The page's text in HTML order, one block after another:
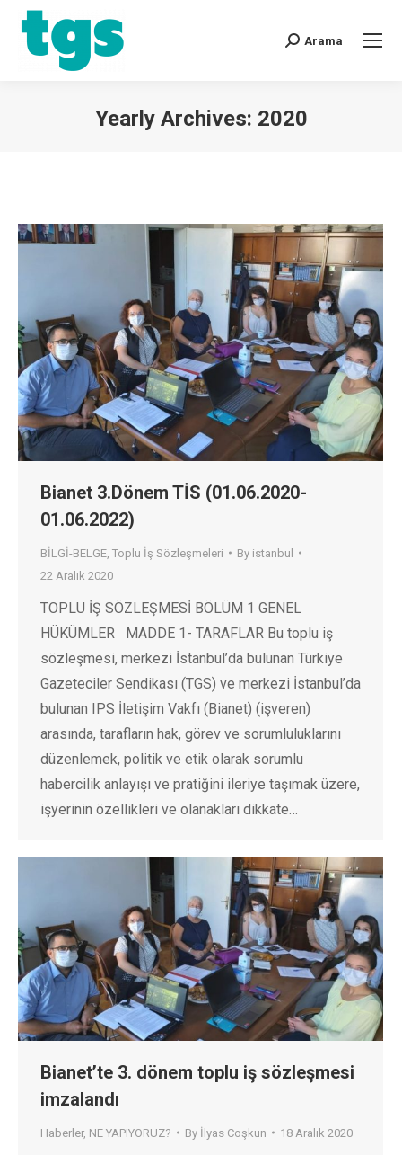
Arama
Yearly Archives: 2020
Bianet 3.Dönem TİS (01.06.2020-
01.06.2022)
BİLGİ-BELGE Toplu İş Sözleşmeleri By istanbul
22 Aralık 2020
TOPLU İŞ SÖZLEŞMESİ BÖLÜM 1 GENEL
HÜKÜMLER MADDE 1- TARAFLAR Bu toplu iş
sözleşmesi, merkezi İstanbul’da bulunan Türkiye
Gazeteciler Sendikası (TGS) ve merkezi İstanbul’da
bulunan IPS İletişim Vakfı (Bianet) (işveren)
arasında, tarafların hak, görev ve sorumluluklarını
düzenlemek, politik ve etik olarak sorumlu
habercilik anlayışı ve pratiğini ileriye taşımak üzere,
işyerinin özellikleri ve olanakları dikkate…
Bianet’te 3. dönem toplu iş sözleşmesi
imzalandı
Haberler, NE YAPIYORUZ? By İlyas Coşkun 18 Aralık 2020